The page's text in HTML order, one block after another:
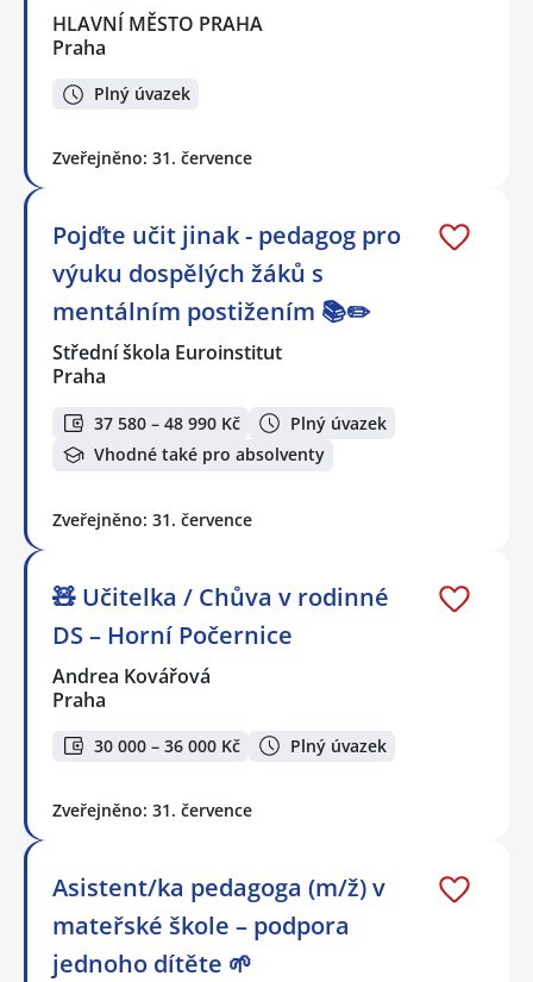
HLAVNÍ MĚSTO PRAHA
Praha
Plný úvazek
Zveřejněno: 31. července
Pojďte učit jinak - pedagog pro
výuku dospělých žáků s
mentálním postižením 📚✏️
Střední škola Euroinstitut
Praha
37 580 – 48 990 Kč
Plný úvazek
Vhodné také pro absolventy
Zveřejněno: 31. července
🧸 Učitelka / Chůva v rodinné
DS – Horní Počernice
Andrea Kovářová
Praha
30 000 – 36 000 Kč Plný úvazek
Zveřejněno: 31. července
Asistent/ka pedagoga (m/ž) v
mateřské škole – podpora
jednoho dítěte 🌱